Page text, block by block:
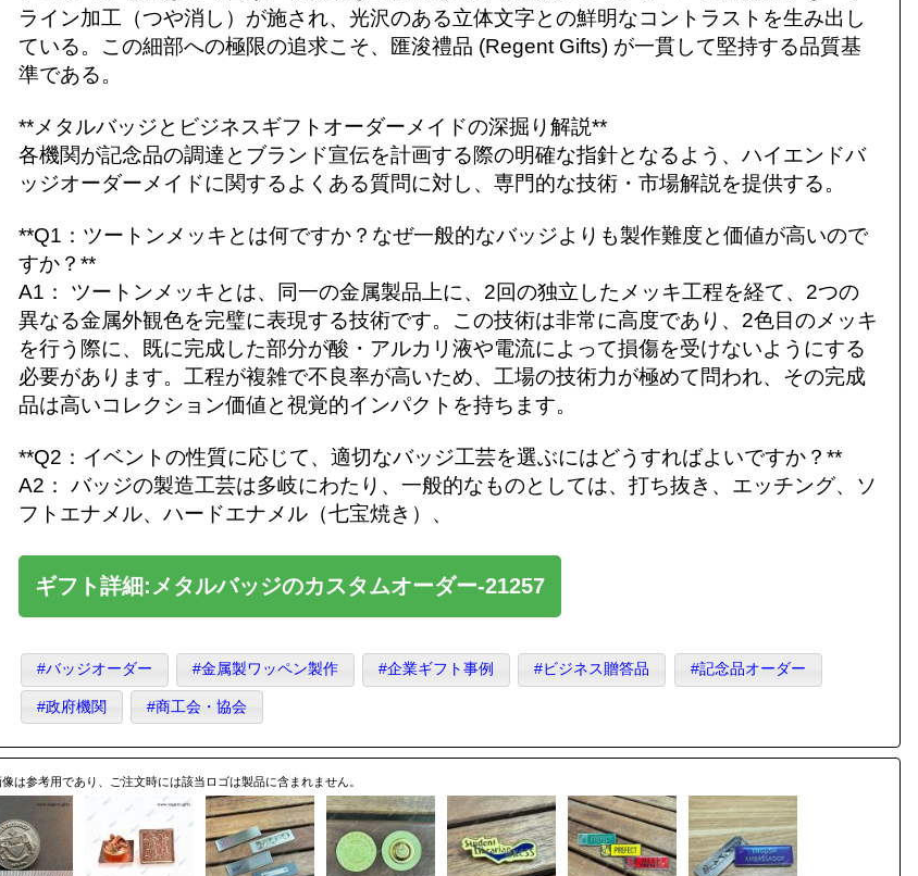
ライン加工（つや消し）が施され、光沢のある立体文字との鮮明なコントラストを生み出し
ている。この細部への極限の追求こそ、匯浚禮品 (Regent Gifts) が一貫して堅持する品質基
準である。
**メタルバッジとビジネスギフトオーダーメイドの深掘り解説**
各機関が記念品の調達とブランド宣伝を計画する際の明確な指針となるよう、ハイエンドバ
ッジオーダーメイドに関するよくある質問に対し、専門的な技術・市場解説を提供する。
**Q1：ツートンメッキとは何ですか？なぜ一般的なバッジよりも製作難度と価値が高いので
すか？**
A1： ツートンメッキとは、同一の金属製品上に、2回の独立したメッキ工程を経て、2つの
異なる金属外観色を完璧に表現する技術です。この技術は非常に高度であり、2色目のメッキ
を行う際に、既に完成した部分が酸・アルカリ液や電流によって損傷を受けないようにする
必要があります。工程が複雑で不良率が高いため、工場の技術力が極めて問われ、その完成
品は高いコレクション価値と視覚的インパクトを持ちます。
**Q2：イベントの性質に応じて、適切なバッジ工芸を選ぶにはどうすればよいですか？**
A2： バッジの製造工芸は多岐にわたり、一般的なものとしては、打ち抜き、エッチング、ソ
フトエナメル、ハードエナメル（七宝焼き）、
ギフト詳細:メタルバッジのカスタムオーダー-21257
#バッジオーダー #金属製ワッペン製作 #企業ギフト事例 #ビジネス贈答品 #記念品オーダー
#政府機関 #商工会・協会
は参考用であり、ご注文時には該当ロゴは製品に含まれません。